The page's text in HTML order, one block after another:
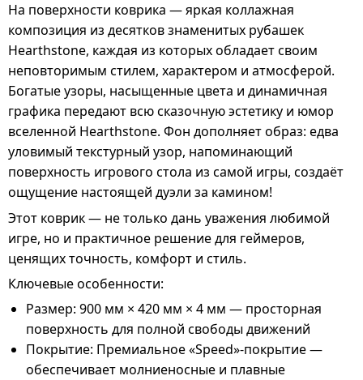
На поверхности коврика — яркая коллажная
композиция из десятков знаменитых рубашек
Hearthstone, каждая из которых обладает своим
неповторимым стилем, характером и атмосферой.
Богатые узоры, насыщенные цвета и динамичная
графика передают всю сказочную эстетику и юмор
вселенной Hearthstone. Фон дополняет образ: едва
уловимый текстурный узор, напоминающий
поверхность игрового стола из самой игры, создаёт
ощущение настоящей дуэли за камином!
Этот коврик — не только дань уважения любимой
игре, но и практичное решение для геймеров,
ценящих точность, комфорт и стиль.
Ключевые особенности:
Размер: 900 мм × 420 мм × 4 мм — просторная
поверхность для полной свободы движений
Покрытие: Премиальное «Speed»-покрытие —
обеспечивает молниеносные и плавные